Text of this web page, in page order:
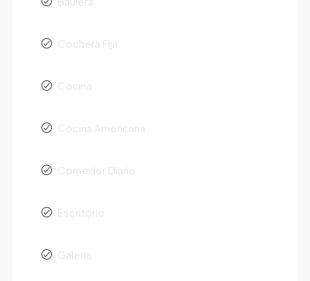
Cochera Fija
Cocina
Cocina Americana
Comedor Diario
Escritorio
Galería